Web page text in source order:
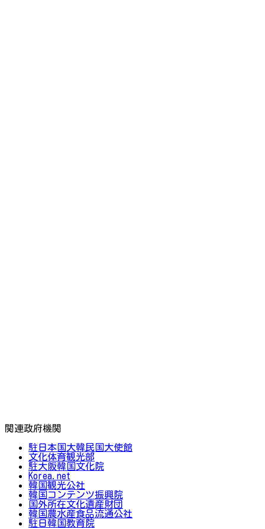
関連政府機関
駐日本国大韓民国大使館
文化体育観光部
駐大阪韓国文化院
Korea.net
韓国観光公社
韓国コンテンツ振興院
国外所在文化遺産財団
韓国農水産食品流通公社
駐日韓国教育院